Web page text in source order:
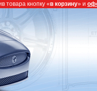
товара кнопку «в корзину» и